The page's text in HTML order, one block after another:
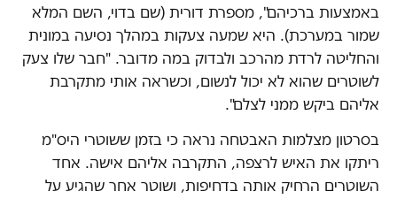
באמצעות ברכיהם", מספרת דורית (שם בדוי, השם המלא
שמור במערכת). היא שמעה צעקות במהלך נסיעה במונית
והחליטה לרדת מהרכב ולבדוק במה מדובר. "חבר שלו צעק
לשוטרים שהוא לא יכול לנשום, וכשראה אותי מתקרבת
אליהם ביקש ממני לצלם".
בסרטון מצלמות האבטחה נראה כי בזמן ששוטרי היס"מ
ריתקו את האיש לרצפה, התקרבה אליהם אישה. אחד
השוטרים הרחיק אותה בדחיפות, ושוטר אחר שהגיע על